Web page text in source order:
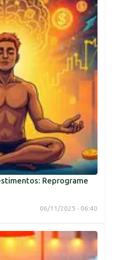
Reprograme
06/11/2025 - 06:40